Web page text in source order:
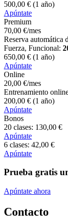
500,00 € (1 año)
Apúntate
Premium
70,00 €/mes
Reserva automática
Fuerza, Funcional:
650,00 € (1 año)
Apúntate
Online
20,00 €/mes
Entrenamiento
200,00 € (1 año)
Apúntate
Bonos
20 clases: 130,00 €
Apúntate
6 clases: 42,00 €
Apúntate
Prueba gratis
Apúntate ahora
Contacto